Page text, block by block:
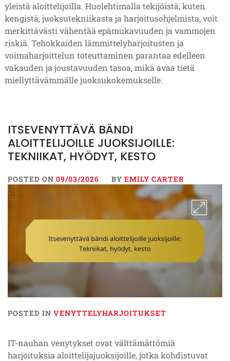
yleistä aloittelijoilla. Huolehtimalla tekijöistä, kuten
kengistä, juoksutekniikasta ja harjoitusohjelmista, voit
merkittävästi vähentää epämukavuuden ja vammojen
riskiä. Tehokkaiden lämmittelyharjoitusten ja
voimaharjoittelun toteuttaminen parantaa edelleen
vakauden ja joustavuuden tasoa, mikä avaa tietä
miellyttävämmälle juoksukokemukselle.
ITSEVENYTTÄVÄ BÄNDI
ALOITTELIJOILLE JUOKSIJOILLE:
TEKNIIKAT, HYÖDYT, KESTO
POSTED ON 09/03/2026 BY EMILY CARTER
POSTED IN VENYTTELYHARJOITUKSET
IT-nauhan venytykset ovat välttämättömiä
harjoituksia aloittelijajuoksijoille, jotka kohdistuvat